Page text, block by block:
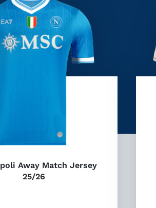
Away Match Jersey
25/26